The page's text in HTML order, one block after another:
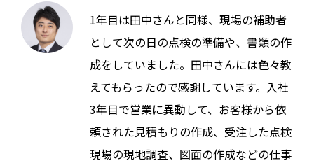
1年目は田中さんと同様、現場の補助者
として次の日の点検の準備や、書類の作
成をしていました。田中さんには色々教
えてもらったので感謝しています。入社
3年目で営業に異動して、お客様から依
頼された見積もりの作成、受注した点検
現場の現地調査、図面の作成などの仕事